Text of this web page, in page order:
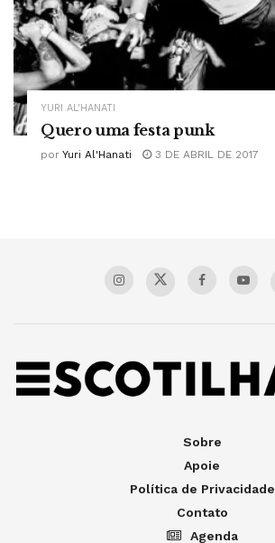
YURI AL'HANATI
Quero uma festa punk
por Yuri Al'Hanati 3 DE ABRIL DE 2017
Sobre
Apoie
Política de Privacidade
Contato
Agenda